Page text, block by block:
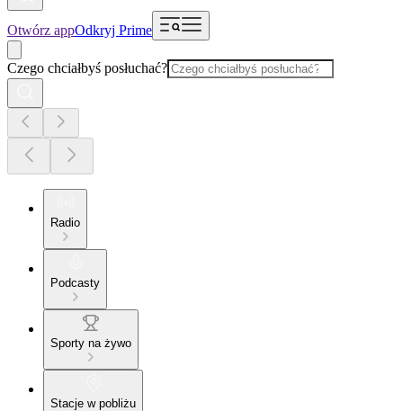
Otwórz appOdkryj Prime
Czego chciałbyś posłuchać?
Radio
Podcasty
Sporty na żywo
Stacje w pobliżu